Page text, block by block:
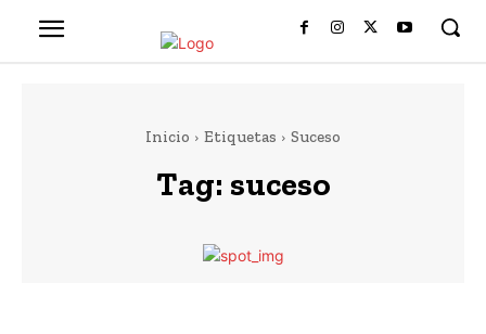
Inicio Etiquetas Suceso
Tag: suceso